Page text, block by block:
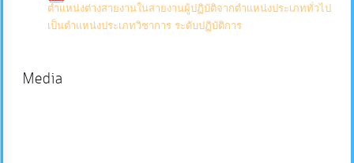
ดำเนิน
งาน
ตำแหน่งต่างสายงานในสายงานผู้ปฏิบัติจากตำแหน่งประเภททั่วไป
เป็นตำแหน่งประเภทวิชาการ ระดับปฏิบัติการ
Media